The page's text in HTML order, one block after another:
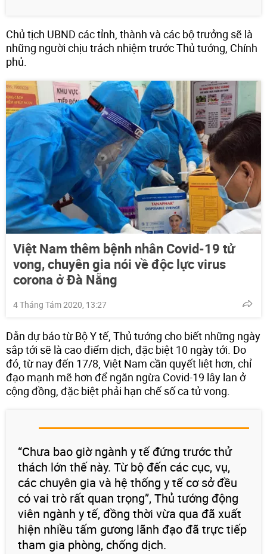
Chủ tịch UBND các tỉnh, thành và các bộ trưởng sẽ là
những người chịu trách nhiệm trước Thủ tướng, Chính
phủ.
Việt Nam thêm bệnh nhân Covid-19 tử
vong, chuyên gia nói về độc lực virus
corona ở Đà Nẵng
4 Tháng Tám 2020, 13:27
Dẫn dự báo từ Bộ Y tế, Thủ tướng cho biết những ngày
sắp tới sẽ là cao điểm dịch, đặc biệt 10 ngày tới. Do
đó, từ nay đến 17/8, Việt Nam cần quyết liệt hơn, chỉ
đạo mạnh mẽ hơn để ngăn ngừa Covid-19 lây lan ở
cộng đồng, đặc biệt phải hạn chế số ca tử vong.
“Chưa bao giờ ngành y tế đứng trước thử
thách lớn thế này. Từ bộ đến các cục, vụ,
các chuyên gia và hệ thống y tế cơ sở đều
có vai trò rất quan trọng”, Thủ tướng động
viên ngành y tế, đồng thời vừa qua đã xuất
hiện nhiều tấm gương lãnh đạo đã trực tiếp
tham gia phòng, chống dịch.